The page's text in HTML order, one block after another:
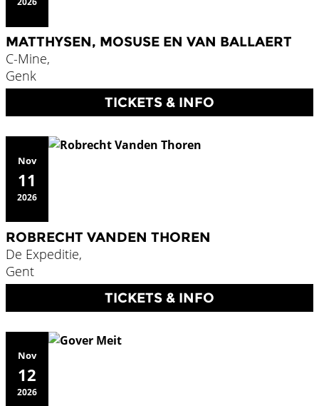
MATTHYSEN, MOSUSE EN VAN BALLAERT
C-Mine,
Genk
TICKETS & INFO
Nov
11
2026
ROBRECHT VANDEN THOREN
De Expeditie,
Gent
TICKETS & INFO
Nov
12
2026